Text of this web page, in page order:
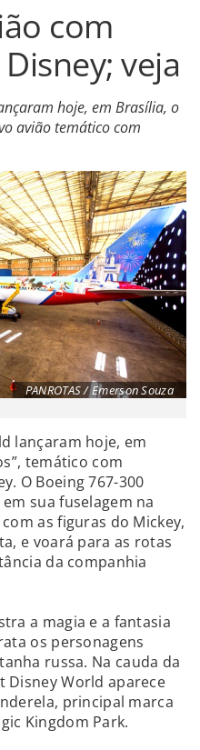
com
veja
hoje, em Brasília, o
avião temático com
PANROTAS / Emerson Souza
lançaram hoje, em
temático com
O Boeing 767-300
sua fuselagem na
as figuras do Mickey,
e voará para as rotas
da companhia
a magia e a fantasia
os personagens
russa. Na cauda da
Disney World aparece
principal marca
Kingdom Park.